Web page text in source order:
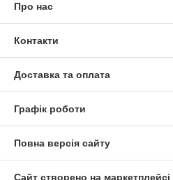
Про нас
Контакти
Доставка та оплата
Графік роботи
Повна версія сайту
Сайт створено на маркетплейсі